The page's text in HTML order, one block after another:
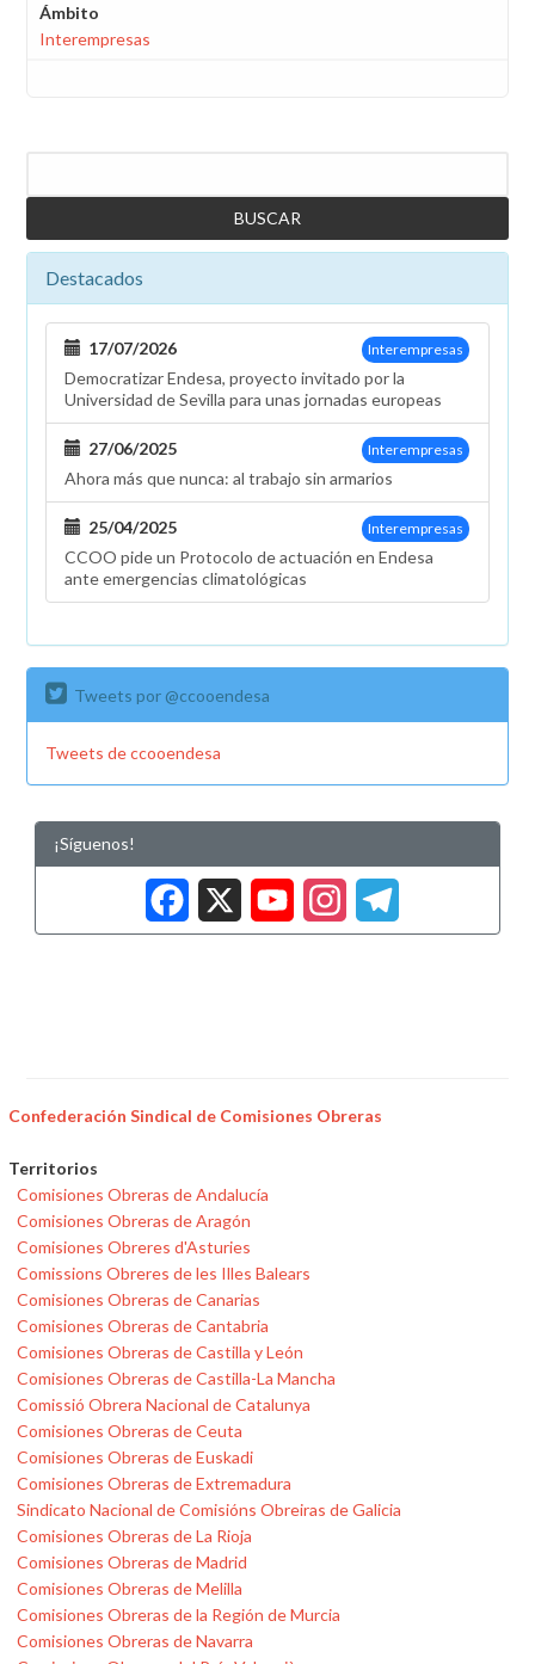
Ámbito
Interempresas
Destacados
Interempresas
17/07/2026
Democratizar Endesa, proyecto invitado por la
Universidad de Sevilla para unas jornadas europeas
Interempresas
27/06/2025
Ahora más que nunca: al trabajo sin armarios
Interempresas
25/04/2025
CCOO pide un Protocolo de actuación en Endesa
ante emergencias climatológicas
Tweets por @ccooendesa
Tweets de ccooendesa
¡Síguenos!
Facebook
X
Confederación Sindical de Comisiones Obreras
Territorios
Comisiones Obreras de Andalucía
Comisiones Obreras de Aragón
Comisiones Obreres d'Asturies
Comissions Obreres de les Illes Balears
Comisiones Obreras de Canarias
Comisiones Obreras de Cantabria
Comisiones Obreras de Castilla y León
Comisiones Obreras de Castilla-La Mancha
Comissió Obrera Nacional de Catalunya
Comisiones Obreras de Ceuta
Comisiones Obreras de Euskadi
Comisiones Obreras de Extremadura
Sindicato Nacional de Comisións Obreiras de Galicia
Comisiones Obreras de La Rioja
Comisiones Obreras de Madrid
Comisiones Obreras de Melilla
Comisiones Obreras de la Región de Murcia
Comisiones Obreras de Navarra